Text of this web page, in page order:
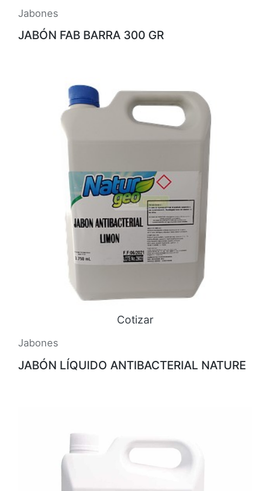
Jabones
JABÓN FAB BARRA 300 GR
Cotizar
Jabones
JABÓN LÍQUIDO ANTIBACTERIAL NATURE